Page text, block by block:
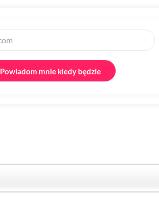
Powiadom mnie kiedy będzie